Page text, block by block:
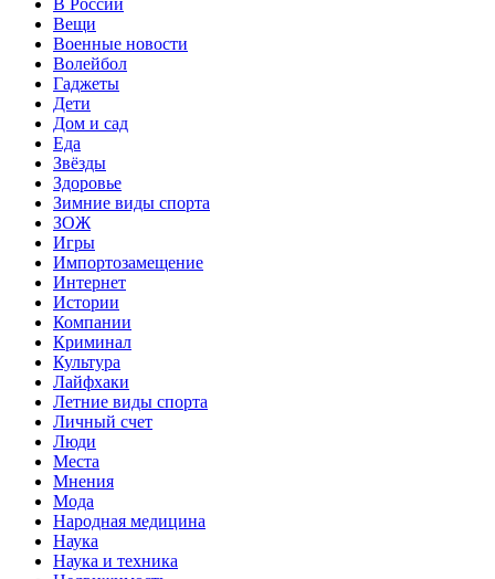
Вещи
Военные новости
Волейбол
Гаджеты
Дети
Дом и сад
Еда
Звёзды
Здоровье
Зимние виды спорта
ЗОЖ
Игры
Импортозамещение
Интернет
Истории
Компании
Криминал
Культура
Лайфхаки
Летние виды спорта
Личный счет
Люди
Места
Мнения
Мода
Народная медицина
Наука
Наука и техника